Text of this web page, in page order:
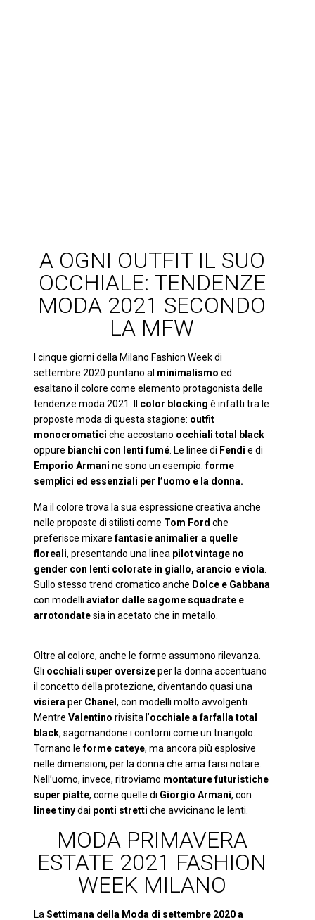
A OGNI OUTFIT IL SUO
OCCHIALE: TENDENZE
MODA 2021 SECONDO
LA MFW
I cinque giorni della Milano Fashion Week di
settembre 2020 puntano al minimalismo ed
esaltano il colore come elemento protagonista delle
tendenze moda 2021. Il color blocking è infatti tra le
proposte moda di questa stagione: outfit
monocromatici che accostano occhiali total black
oppure bianchi con lenti fumé. Le linee di Fendi e di
Emporio Armani ne sono un esempio:forme
semplici ed essenziali per l’uomo e la donna.
Ma il colore trova la sua espressione creativa anche
nelle proposte di stilisti come Tom Ford che
preferisce mixarefantasie animalier a quelle
floreali, presentando una linea pilot vintage no
gender con lenti colorate in giallo, arancio e viola.
Sullo stesso trend cromatico anche Dolce e Gabbana
con modelli aviator dalle sagome squadrate e
arrotondatesia in acetato che in metallo.
Oltre al colore, anche le forme assumono rilevanza.
Gli occhiali super oversizeper la donna accentuano
il concetto della protezione, diventando quasi una
visieraper Chanel , con modelli molto avvolgenti.
Mentre Valentino rivisita l’occhiale a farfalla total
black, sagomandone i contorni come un triangolo.
Tornano leforme cateye, ma ancora più esplosive
nelle dimensioni, per la donna che ama farsi notare.
Nell’uomo, invece, ritroviamo montature futuristiche
super piatte, come quelle di Giorgio Armani, con
linee tinydai ponti stretti che avvicinano le lenti.
MODA PRIMAVERA
ESTATE 2021 FASHION
WEEK MILANO
LaSettimana della Moda di settembre 2020 a